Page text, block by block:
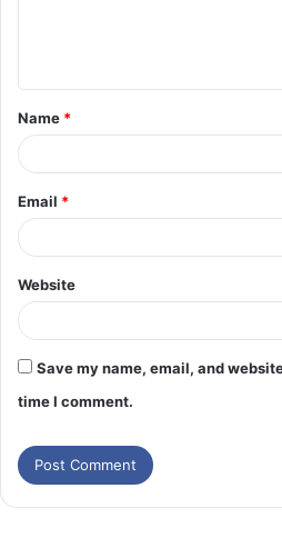
Name *
Email *
Website
Save my name, email, and
time I comment.